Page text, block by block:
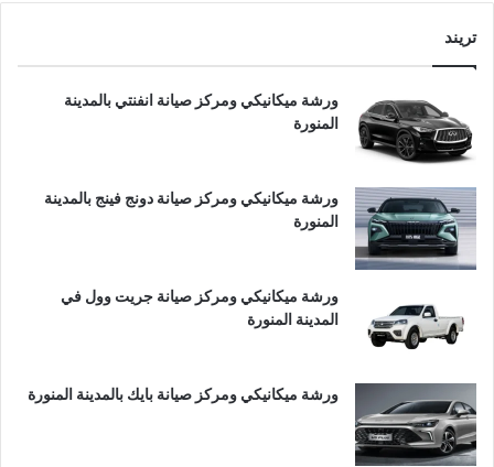
تريند
ورشة ميكانيكي ومركز صيانة انفنتي بالمدينة
المنورة
ورشة ميكانيكي ومركز صيانة دونج فينج بالمدينة
المنورة
ورشة ميكانيكي ومركز صيانة جريت وول في
المدينة المنورة
ورشة ميكانيكي ومركز صيانة بايك بالمدينة المنورة